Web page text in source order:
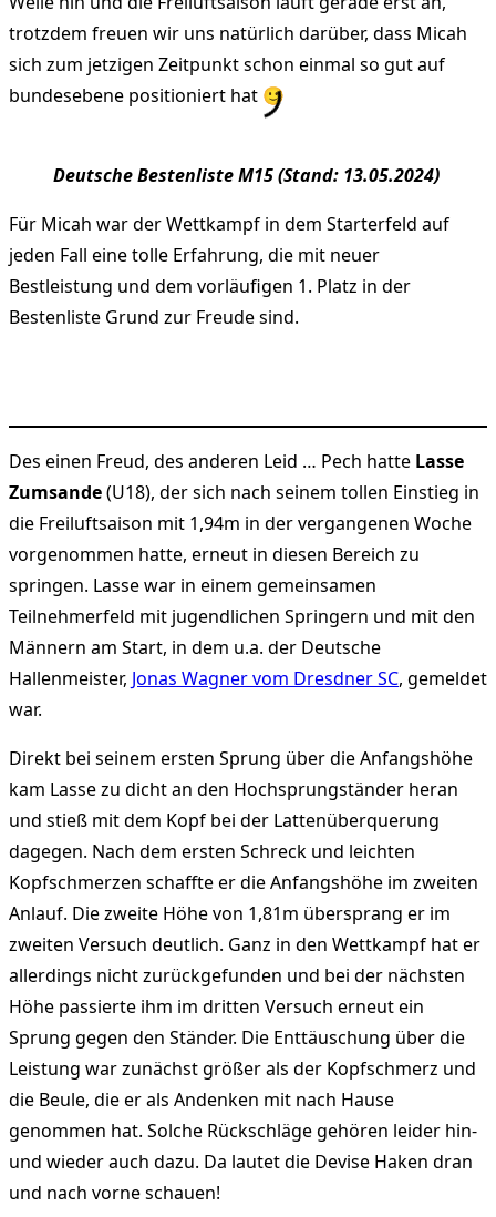
trotzdem freuen wir uns natürlich darüber, dass Micah
sich zum jetzigen Zeitpunkt schon einmal so gut auf
bundesebene positioniert hat 🙂
Deutsche Bestenliste M15 (Stand: 13.05.2024)
Für Micah war der Wettkampf in dem Starterfeld auf
jeden Fall eine tolle Erfahrung, die mit neuer
Bestleistung und dem vorläufigen 1. Platz in der
Bestenliste Grund zur Freude sind.
Des einen Freud, des anderen Leid … Pech hatte Lasse
Zumsande(U18), der sich nach seinem tollen Einstieg in
die Freiluftsaison mit 1,94m in der vergangenen Woche
vorgenommen hatte, erneut in diesen Bereich zu
springen. Lasse war in einem gemeinsamen
Teilnehmerfeld mit jugendlichen Springern und mit den
Männern am Start, in dem u.a. der Deutsche
Hallenmeister, Jonas Wagner vom Dresdner SC, gemeldet
war.
Direkt bei seinem ersten Sprung über die Anfangshöhe
kam Lasse zu dicht an den Hochsprungständer heran
und stieß mit dem Kopf bei der Lattenüberquerung
dagegen. Nach dem ersten Schreck und leichten
Kopfschmerzen schaffte er die Anfangshöhe im zweiten
Anlauf. Die zweite Höhe von 1,81m übersprang er im
zweiten Versuch deutlich. Ganz in den Wettkampf hat er
allerdings nicht zurückgefunden und bei der nächsten
Höhe passierte ihm im dritten Versuch erneut ein
Sprung gegen den Ständer. Die Enttäuschung über die
Leistung war zunächst größer als der Kopfschmerz und
die Beule, die er als Andenken mit nach Hause
genommen hat. Solche Rückschläge gehören leider hin-
und wieder auch dazu. Da lautet die Devise Haken dran
und nach vorne schauen!